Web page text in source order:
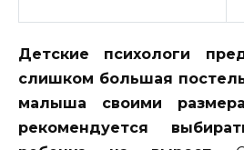
Детские психологи
слишком большая
малыша своими
рекомендуется